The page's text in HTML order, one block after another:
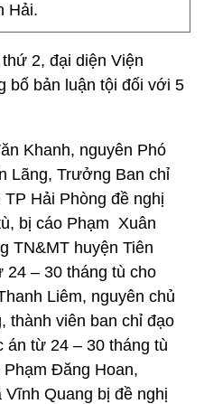
Hải.
2, đại diện Viện
bố bản luận tội đối với 5
Khanh, nguyên Phó
Lãng, Trưởng Ban chỉ
Hải Phòng đề nghị
bị cáo Phạm Xuân
TN&MT huyện Tiên
24 – 30 tháng tù cho
Liêm, nguyên chủ
thành viên ban chỉ đạo
từ 24 – 30 tháng tù
Đăng Hoan,
Quang bị đề nghị